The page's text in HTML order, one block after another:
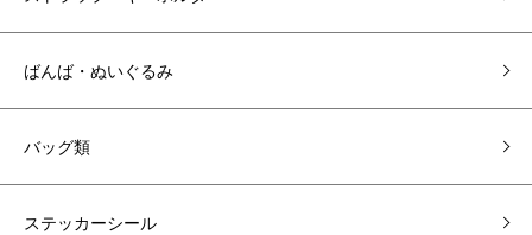
ばんば・ぬいぐるみ
バッグ類
ステッカーシール